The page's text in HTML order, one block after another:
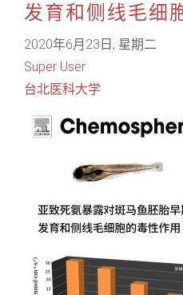
发育和侧线毛细
2020年6月23日, 星期二
Super User
台北医科大学